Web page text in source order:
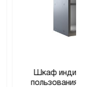
Шкаф
пользования